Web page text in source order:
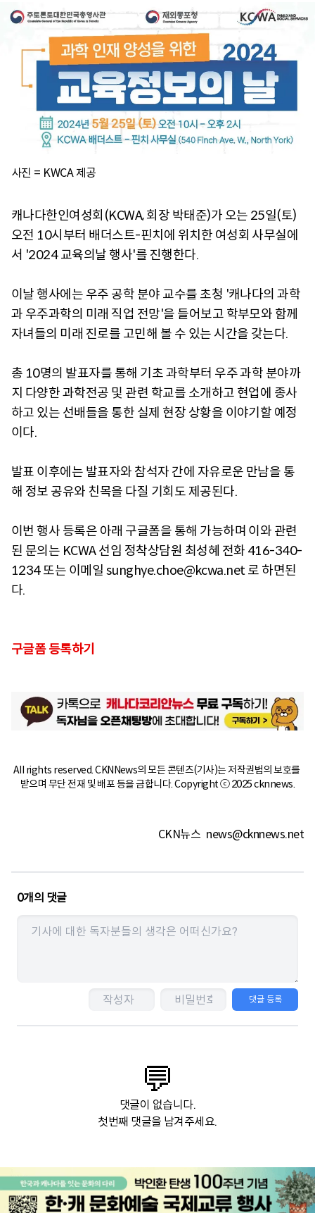
사진 = KWCA 제공
캐나다한인여성회(KCWA, 회장 박태준)가 오는 25일(토)
오전 10시부터 배더스트-핀치에 위치한 여성회 사무실에
서 '2024 교육의날 행사'를 진행한다.
이날 행사에는 우주 공학 분야 교수를 초청 '캐나다의 과학
과 우주과학의 미래 직업 전망'을 들어보고 학부모와 함께
자녀들의 미래 진로를 고민해 볼 수 있는 시간을 갖는다.
총 10명의 발표자를 통해 기초 과학부터 우주 과학 분야까
지 다양한 과학전공 및 관련 학교를 소개하고 현업에 종사
하고 있는 선배들을 통한 실제 현장 상황을 이야기할 예정
이다.
발표 이후에는 발표자와 참석자 간에 자유로운 만남을 통
해 정보 공유와 친목을 다질 기회도 제공된다.
이번 행사 등록은 아래 구글폼을 통해 가능하며 이와 관련
된 문의는 KCWA 선임 정착상담원 최성혜 전화 416-340-
1234 또는 이메일 sunghye.choe@kcwa.net 로 하면된
다.
구글폼 등록하기
All rights reserved. CKNNews의 모든 콘텐츠(기사)는 저작권법의 보호를
받으며 무단 전재 및 배포 등을 금합니다. Copyright ⓒ 2025 cknnews.
CKN뉴스 news@cknnews.net
0개의 댓글
댓글 등록
💬
댓글이 없습니다.
첫번째 댓글을 남겨주세요.